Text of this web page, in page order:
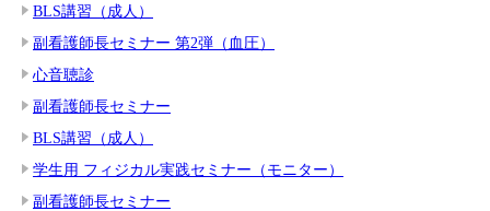
BLS講習（成人）
副看護師長セミナー 第2弾（血圧）
心音聴診
副看護師長セミナー
BLS講習（成人）
学生用 フィジカル実践セミナー（モニター）
副看護師長セミナー